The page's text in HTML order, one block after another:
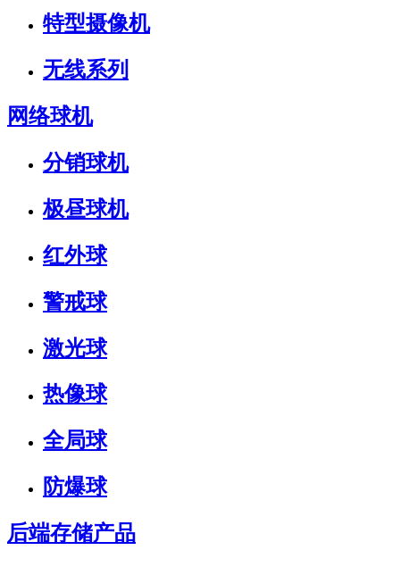
特型摄像机
无线系列
网络球机
分销球机
极昼球机
红外球
警戒球
激光球
热像球
全局球
防爆球
后端存储产品